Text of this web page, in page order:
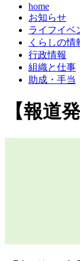
home
お知らせ
ライフイベ
くらしの情
行政情報
組織と仕事
助成・手当
【報道